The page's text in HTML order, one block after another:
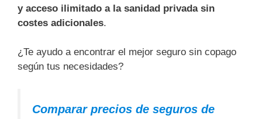
y acceso ilimitado a la sanidad privada sin
costes adicionales.
¿Te ayudo a encontrar el mejor seguro sin copago
según tus necesidades?
Comparar precios de seguros de